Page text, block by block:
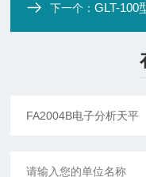
下一个：GLT-100